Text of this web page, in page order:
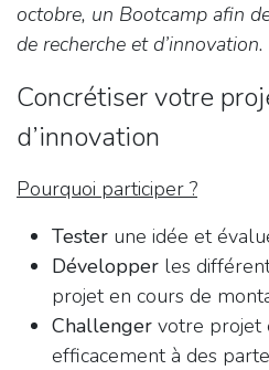
octobre, un Bootcamp afin
de recherche et d’innovation.
Concrétiser votre
d’innovation
Pourquoi participer ?
Tester une idée et
Développer les
projet en cours de
Challenger votre projet
efficacement à des